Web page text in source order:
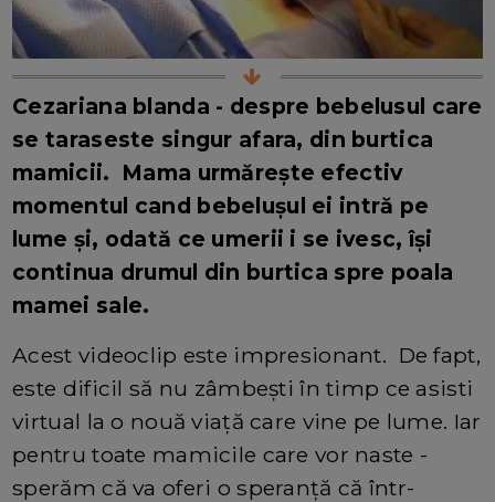
Cezariana blanda - despre bebelusul care
se taraseste singur afara, din burtica
mamicii. Mama urmărește efectiv
momentul cand bebelușul ei intră pe
lume și, odată ce umerii i se ivesc, își
continua drumul din burtica spre poala
mamei sale.
Acest videoclip este impresionant. De fapt,
este dificil să nu zâmbești în timp ce asisti
virtual la o nouă viață care vine pe lume. Iar
pentru toate mamicile care vor naste -
sperăm că va oferi o speranță că într-